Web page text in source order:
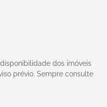
dos imóveis
prévio. Sempre consulte